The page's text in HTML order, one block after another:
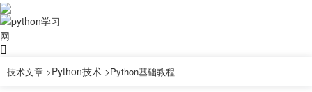
技术文章 >Python技术 >Python基础教程